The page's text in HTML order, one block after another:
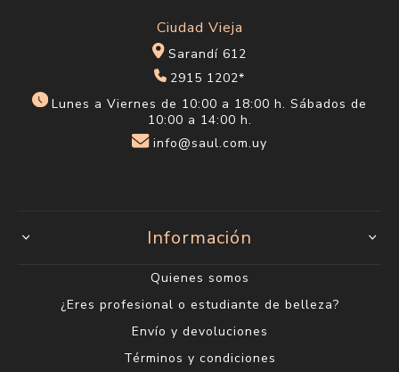
Ciudad Vieja
Sarandí 612
2915 1202*
Lunes a Viernes de 10:00 a 18:00 h. Sábados de
10:00 a 14:00 h.
info@saul.com.uy
Información
Quienes somos
¿Eres profesional o estudiante de belleza?
Envío y devoluciones
Términos y condiciones